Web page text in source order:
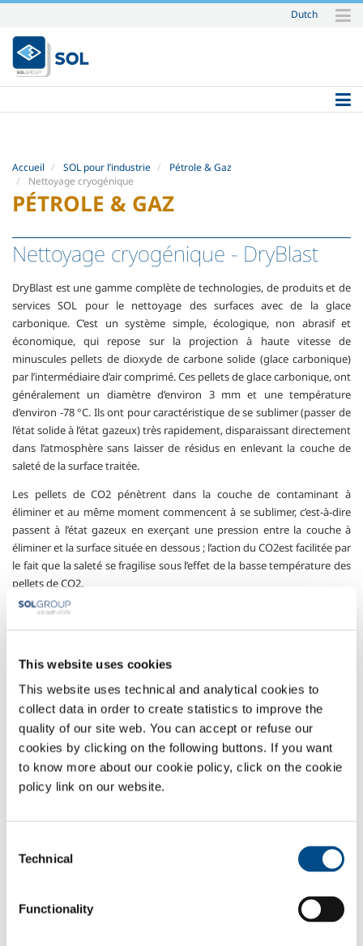
This website uses cookies
This website uses technical and analytical cookies to
collect data in order to create statistics to improve the
quality of our site web. You can accept or refuse our
cookies by clicking on the following buttons. If you want
to know more about our cookie policy, click on the cookie
policy link on our website.
Selection
Technical
Functionality
Aller
au
contenu.
|
à
Dutch
Accueil SOL pour l’industrie
Pétrole & Gaz
Nettoyage cryogénique
PÉTROLE & GAZ
Nettoyage cryogénique - DryBlast
DryBlast est une gamme complète de technologies, de produits et de
services SOL pour le nettoyage des surfaces avec de la glace
carbonique. C’est un système simple, écologique, non abrasif et
économique, qui repose sur la projection à haute vitesse de
minuscules pellets de dioxyde de carbone solide (glace carbonique)
par l’intermédiaire d’air comprimé. Ces pellets de glace carbonique, ont
généralement un diamètre d’environ 3 mm et une température
d’environ -78 °C. Ils ont pour caractéristique de se sublimer (passer de
l’état solide à l’état gazeux) très rapidement, disparaissant directement
dans l’atmosphère sans laisser de résidus en enlevant la couche de
saleté de la surface traitée.
Les pellets de CO2 pénètrent dans la couche de contaminant à
éliminer et au même moment commencent à se sublimer, c’est-à-dire
passent à l’état gazeux en exerçant une pression entre la couche à
éliminer et la surface située en dessous ; l’action du CO2est facilitée par
le fait que la saleté se fragilise sous l’effet de la basse température des
pellets de CO2.
Le principe consiste à éliminer la couche de saleté par détachement,
chimiques, la technologie DryBlast ne laisse pas de résidus de produits
potentiellement dangereux sur la surface des équipements et des
installations ; ces surfaces restent donc sensiblement inchangées
même après des centaines d’applications.
Gaz
Extraction